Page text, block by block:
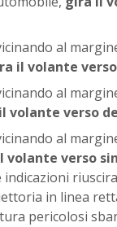
al
il volante
al
volante verso
al
volante verso
indicazioni
in linea
pericolosi